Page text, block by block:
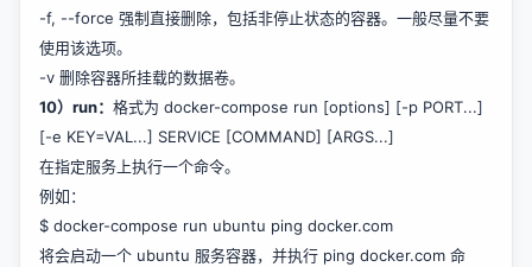
-f, --force 强制直接删除，包括非停止状态的容器。一般尽量不要
使用该选项。
-v 删除容器所挂载的数据卷。
10）run： 格式为 docker-compose run [options] [-p PORT...]
[-e KEY=VAL...] SERVICE [COMMAND] [ARGS...]
在指定服务上执行一个命令。
例如：
$ docker-compose run ubuntu ping docker.com
将会启动一个 ubuntu 服务容器，并执行 ping docker.com 命